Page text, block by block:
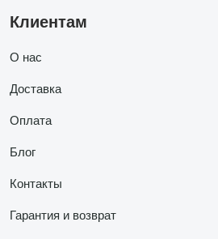
Клиентам
О нас
Доставка
Оплата
Блог
Контакты
Гарантия и возврат